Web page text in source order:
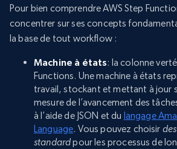
Pour bien comprendre AWS Step
concentrer sur ses concepts
la base de tout workflow :
Machine à états: la colonne
Functions. Une machine à états
travail, stockant et mettant à jour
mesure de l’avancement des
à l’aide de JSON et du langage
Language. Vous pouvez choisir
standardpour les processus de